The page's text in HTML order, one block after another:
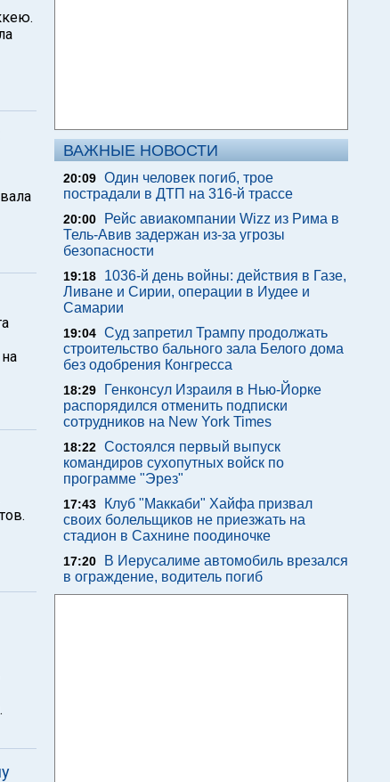
ВАЖНЫЕ НОВОСТИ
20:09 Один человек погиб, трое
пострадали в ДТП на 316-й трассе
20:00
Рейс авиакомпании Wizz из Рима в
Тель-Авив задержан из-за угрозы
безопасности
19:18
1036-й день войны: действия в Газе,
Ливане и Сирии, операции в Иудее и
Самарии
19:04 Суд запретил Трампу продолжать
строительство бального зала Белого дома
без одобрения Конгресса
18:29
Генконсул Израиля в Нью-Йорке
распорядился отменить подписки
сотрудников на New York Times
18:22 Состоялся первый выпуск
командиров сухопутных войск по
программе "Эрез"
17:43
Клуб "Маккаби" Хайфа призвал
своих болельщиков не приезжать на
стадион в Сахнине поодиночке
17:20
В Иерусалиме автомобиль врезался
в ограждение, водитель погиб